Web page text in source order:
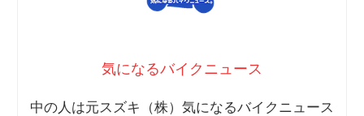
気になるバイクニュース
中の人は元スズキ（株）気になるバイクニュース